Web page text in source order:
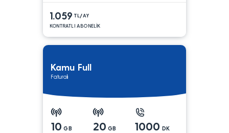
1.059 TL/AY
KONTRATLI ABONELİK
Kamu Full
Faturalı
10 GB 20 GB 1000 DK